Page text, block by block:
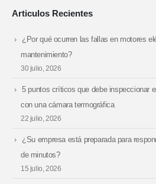
Articulos Recientes
¿Por qué ocurren las fallas en motores
mantenimiento?
30 julio, 2026
5 puntos críticos que debe inspeccionar
con una cámara termográfica
22 julio, 2026
¿Su empresa está preparada para
de minutos?
15 julio, 2026